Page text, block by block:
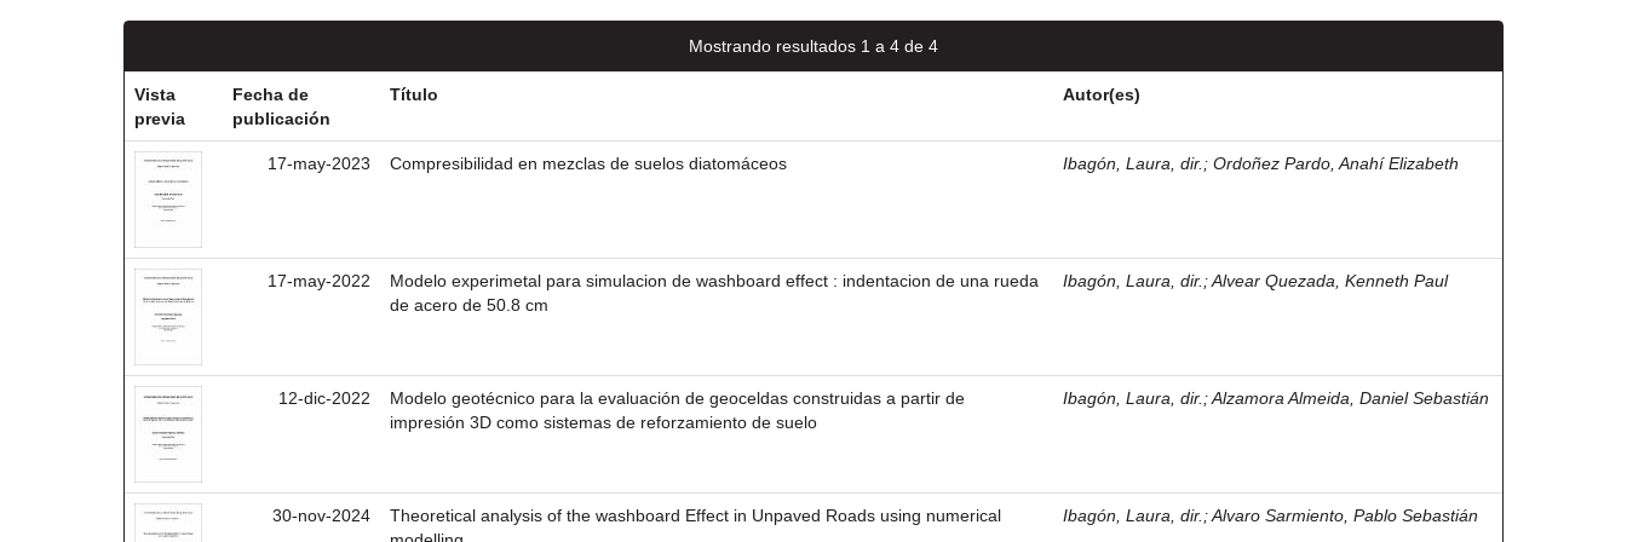
Mostrando resultados 1 a 4 de 4
Vista
previa
Fecha de
publicación
Título Autor(es)
17-may-2023 Compresibilidad en mezclas de suelos diatomáceos Ibagón, Laura, dir. ; Ordoñez Pardo, Anahí Elizabeth
17-may-2022
Modelo experimetal para simulacion de washboard effect : indentacion de una rueda
de acero de 50.8 cm
Ibagón, Laura, dir. ;Alvear Quezada, Kenneth Paul
12-dic-2022
Modelo geotécnico para la evaluación de geoceldas construidas a partir de
impresión 3D como sistemas de reforzamiento de suelo
Ibagón, Laura, dir. ;Alzamora Almeida, Daniel Sebastián
30-nov-2024
Theoretical analysis of the washboard Effect in Unpaved Roads using numerical
Ibagón, Laura, dir. ;Alvaro Sarmiento, Pablo Sebastián